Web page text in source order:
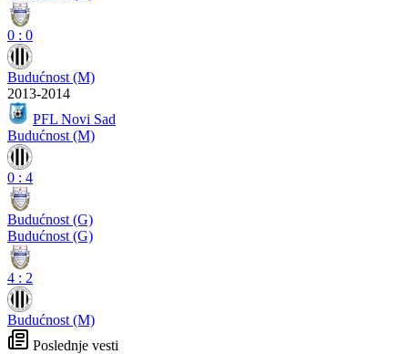
0 : 0
Budućnost (M)
2013-2014
PFL Novi Sad
Budućnost (M)
0 : 4
Budućnost (G)
Budućnost (G)
4 : 2
Budućnost (M)
Poslednje vesti